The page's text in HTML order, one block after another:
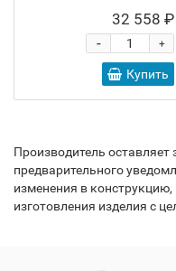
32 558 ₽
+
-
Купить
Производитель оставляет
предварительного
изменения в
изготовления изделия с